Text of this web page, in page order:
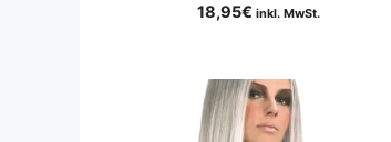
18,95€ inkl. MwSt.